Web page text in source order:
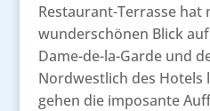
Restaurant-Terrasse hat
wunderschönen Blick
Dame-de-la-Garde und
Nordwestlich des Hotels
gehen die imposante